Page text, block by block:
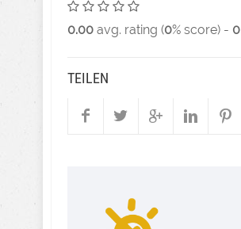
0.00 avg. rating (0% score) - 0
TEILEN